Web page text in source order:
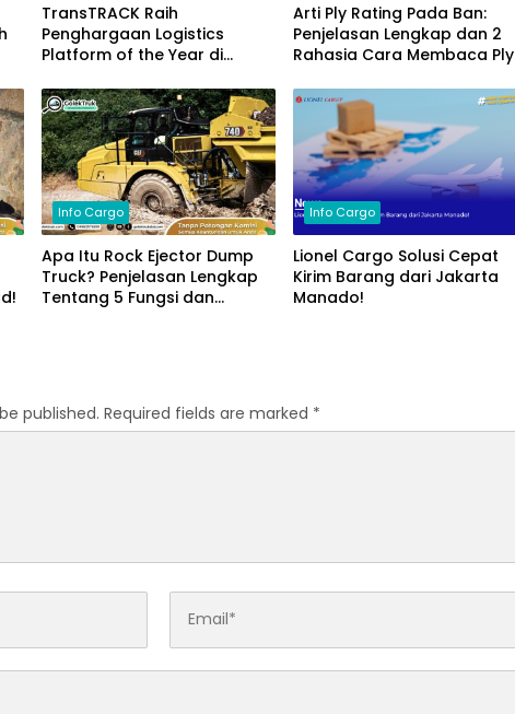
TransTRACK Raih
Penghargaan Logistics
Platform of the Year di
Arti Ply Rating Pada Ban:
Penjelasan Lengkap dan 2
Rahasia Cara Membaca Ply
Info Cargo
Apa Itu Rock Ejector Dump
Truck? Penjelasan Lengkap
Tentang 5 Fungsi dan
Info Cargo
Lionel Cargo Solusi Cepat
Kirim Barang dari Jakarta
Manado!
published. Required fields are marked *